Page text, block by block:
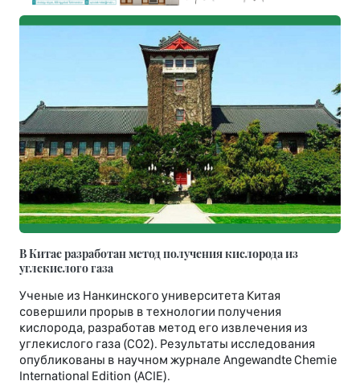
В Китае разработан метод получения кислорода из
углекислого газа
Ученые из Нанкинского университета Китая
совершили прорыв в технологии получения
кислорода, разработав метод его извлечения из
углекислого газа (CO2). Результаты исследования
опубликованы в научном журнале Angewandte Chemie
International Edition (ACIE).